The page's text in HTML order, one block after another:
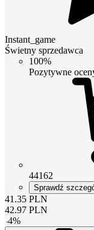
Instant_game
Świetny sprzedawca
100%
Pozytywne
44162
Sprawdź
41.35 PLN
42.97 PLN
-4%